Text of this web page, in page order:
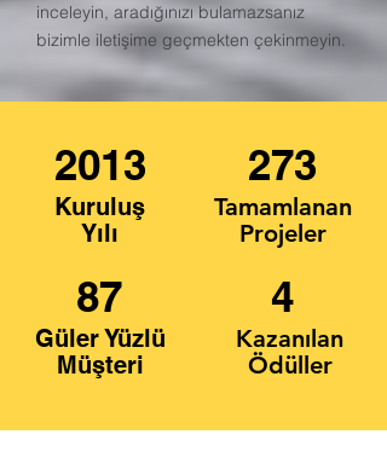
inceleyin, aradığınızı bulamazsanız
bizimle iletişime geçmekten çekinmeyin.
2013
Kuruluş
Yılı
273
Tamamlanan
Projeler
87
Güler Yüzlü
Müşteri
4
Kazanılan
Ödüller